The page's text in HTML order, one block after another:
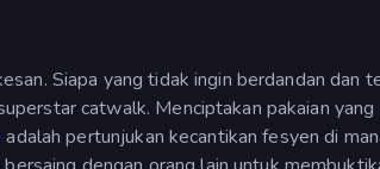
Siapa yang tidak ingin berdandan dan
catwalk. Menciptakan pakaian
adalah pertunjukan kecantikan fesyen di